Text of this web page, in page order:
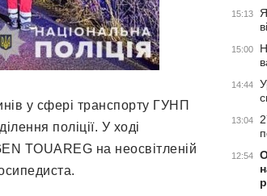
у сфері транспорту ГУНП
поліції. У ході
TOUAREG на неосвітленій
15:13
15:00
14:44
13:04
12:54